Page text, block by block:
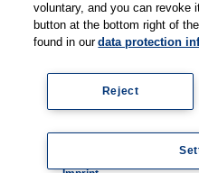
有关Thieme图书翻译及版权业
| Thieme-Connect |
© Copyright 2025, 德国蒂墨出
京ICP备19004917号-1
隐私政策
voluntary, and you can revoke
button at the bottom right of
found in ourdata protection
Reject